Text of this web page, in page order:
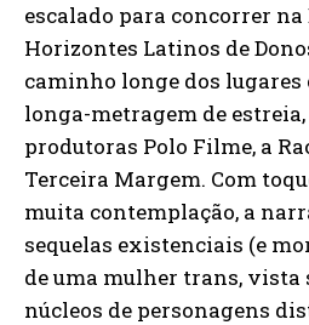
escalado para concorrer na
Horizontes Latinos de
caminho longe dos lugares
longa-metragem de
produtoras Polo Filme, a
Terceira Margem. Com
muita contemplação, a
sequelas existenciais (e
de uma mulher trans, vista
núcleos de personagens